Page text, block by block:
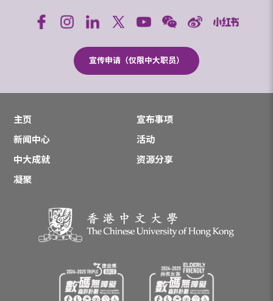
宣传申请（仅限中大职员）
主页
宣布事项
新闻中心
活动
中大成就
资源分享
凝聚